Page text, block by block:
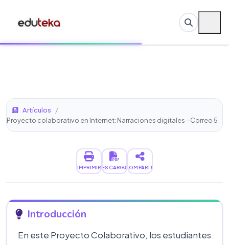
Artículos
/
Proyecto colaborativo en Internet: Narraciones digitales - Correo 5
IMPRIMIRDESCARGARCOMPARTIR
Introducción
En este Proyecto Colaborativo, los estudiantes